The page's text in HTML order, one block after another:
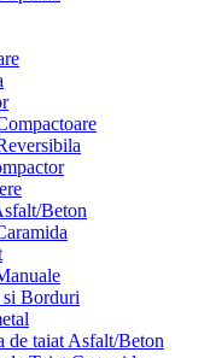
Beton
Borduri
de taiat Asfalt/Beton